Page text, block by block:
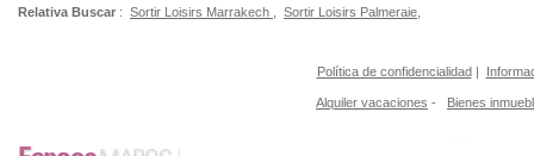
Relativa Buscar : Sortir Loisirs Marrakech Sortir Loisirs Palmeraie
Política de confidencialidad|
Alquiler vacaciones - Bienes